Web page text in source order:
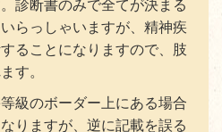
診断書のみで全てが決まる
らっしゃいますが、精神疾
ることになりますので、肢
す。
級のボーダー上にある場合
りますが、逆に記載を誤る